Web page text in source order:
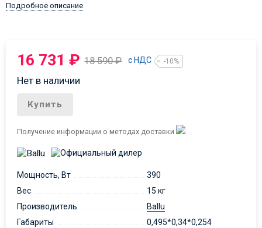
Подробное описание
16 731₽ 18 590₽ с НДС -10%
Нет в наличии
Купить
Получение информации о методах доставки
Мощность, Вт
390
Вес
15 кг
Производитель
Ballu
Габариты
0,495*0,34*0,254